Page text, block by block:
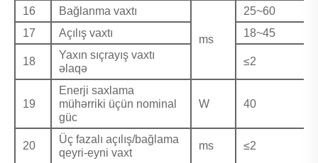
16
Bağlanma vaxtı
ms
25~60
17
Açılış vaxtı 18~45
18
Yaxın sıçrayış vaxtı
əlaqə
≤2
19
Enerji saxlama
mühərriki üçün nominal
güc
W 40
20
Üç fazalı açılış/bağlama
qeyri-eyni vaxt
ms ≤2